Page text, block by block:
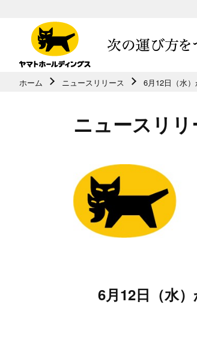
共通メニューに移動
フッターに移動
ホーム ニュースリリース 6月12日（水
ニュースリリ
6月12日（水